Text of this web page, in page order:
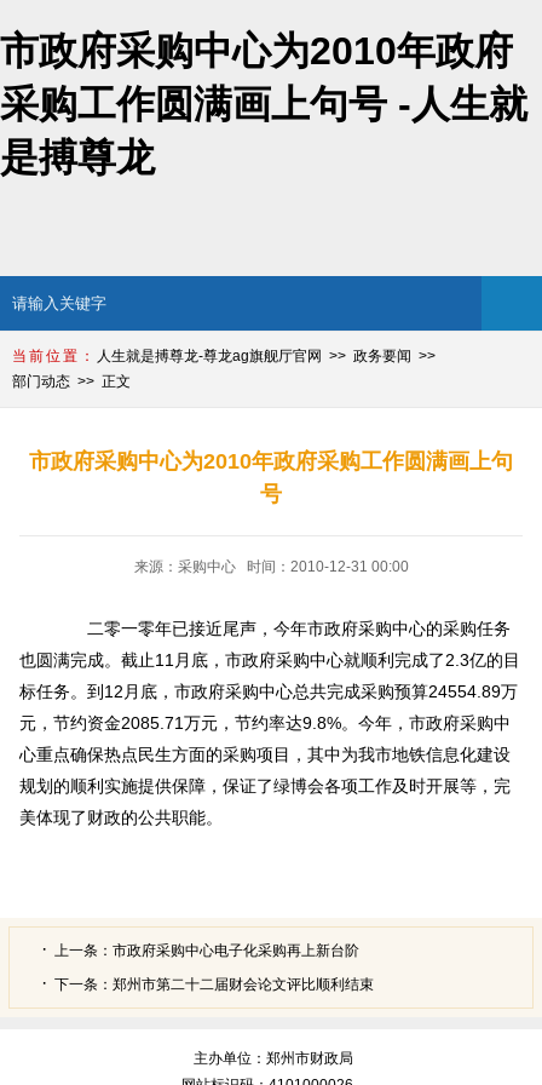
市政府采购中心为2010年政府
采购工作圆满画上句号 -人生就
是搏尊龙
人生就是搏尊龙-尊龙ag旗舰厅官网
政务要闻
部门动态
正文
市政府采购中心为2010年政府采购工作圆满画上句
号
来源：采购中心 时间：2010-12-31 00:00
二零一零年已接近尾声，今年市政府采购中心的采购任务
也圆满完成。截止11月底，市政府采购中心就顺利完成了2.3亿的目
标任务。到12月底，市政府采购中心总共完成采购预算24554.89万
元，节约资金2085.71万元，节约率达9.8%。今年，市政府采购中
心重点确保热点民生方面的采购项目，其中为我市地铁信息化建设
规划的顺利实施提供保障，保证了绿博会各项工作及时开展等，完
美体现了财政的公共职能。
上一条： 市政府采购中心电子化采购再上新台阶
下一条： 郑州市第二十二届财会论文评比顺利结束
主办单位：郑州市财政局